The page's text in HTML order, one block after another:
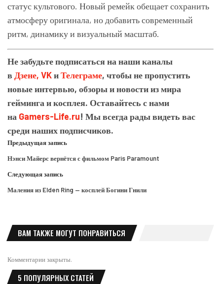
статус культового. Новый ремейк обещает сохранить
атмосферу оригинала, но добавить современный
ритм, динамику и визуальный масштаб.
Не забудьте подписаться на наши каналы
в Дзене, VKиТелеграме, чтобы не пропустить
новые интервью, обзоры и новости из мира
гейминга и косплея. Оставайтесь с нами
на Gamers-Life.ru! Мы всегда рады видеть вас
среди наших подписчиков.
Предыдущая запись
Нэнси Майерс вернётся с фильмом Paris Paramount
Следующая запись
Маления из Elden Ring — косплей Богини Гнили
ВАМ ТАКЖЕ МОГУТ ПОНРАВИТЬСЯ
Комментарии закрыты.
5 ПОПУЛЯРНЫХ СТАТЕЙ